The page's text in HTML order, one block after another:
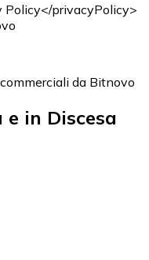
privacyPolicy>
da Bitnovo
in Discesa